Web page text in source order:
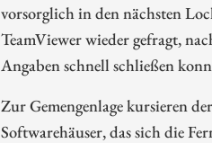
vorsorglich in den nächsten
TeamViewer wieder gefragt,
Angaben schnell schließen
Zur Gemengenlage kursieren
Softwarehäuser, das sich die